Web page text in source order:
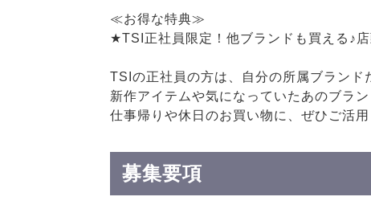
≪お得な特典≫
★TSI正社員限定！他ブランドも買える♪
TSIの正社員の方は、自分の所属ブランド
新作アイテムや気になっていたあのブラ
仕事帰りや休日のお買い物に、ぜひご活用
募集要項